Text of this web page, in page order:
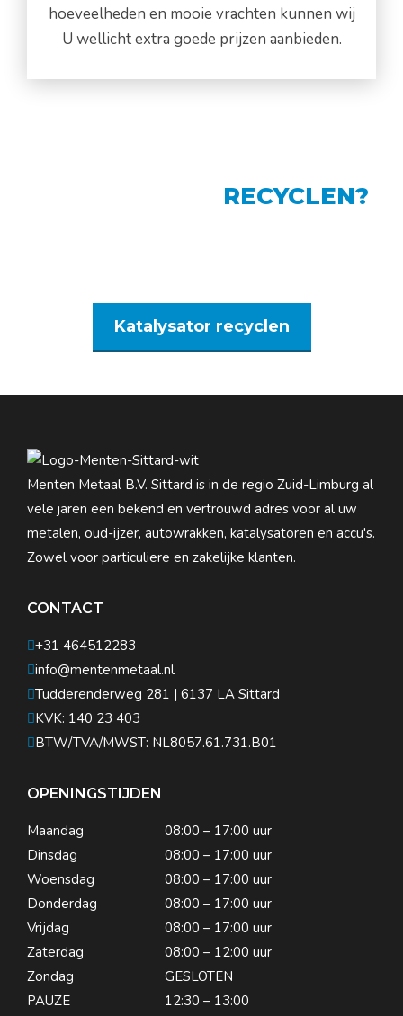
hoeveelheden en mooie vrachten kunnen wij
U wellicht extra goede prijzen aanbieden.
RECYCLEN?
Katalysator recyclen
Menten Metaal B.V. Sittard is in de regio Zuid-Limburg al
vele jaren een bekend en vertrouwd adres voor al uw
metalen, oud-ijzer, autowrakken, katalysatoren en accu's.
Zowel voor particuliere en zakelijke klanten.
CONTACT
+31 464512283
info@mentenmetaal.nl
Tudderenderweg 281 | 6137 LA Sittard
KVK: 140 23 403
BTW/TVA/MWST: NL8057.61.731.B01
OPENINGSTIJDEN
Maandag
08:00 – 17:00 uur
Dinsdag
08:00 – 17:00 uur
Woensdag
08:00 – 17:00 uur
Donderdag
08:00 – 17:00 uur
Vrijdag
08:00 – 17:00 uur
Zaterdag
08:00 – 12:00 uur
Zondag
GESLOTEN
PAUZE
12:30 – 13:00